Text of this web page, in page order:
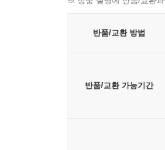
반품/교환 방법
반품/교환 가능기간